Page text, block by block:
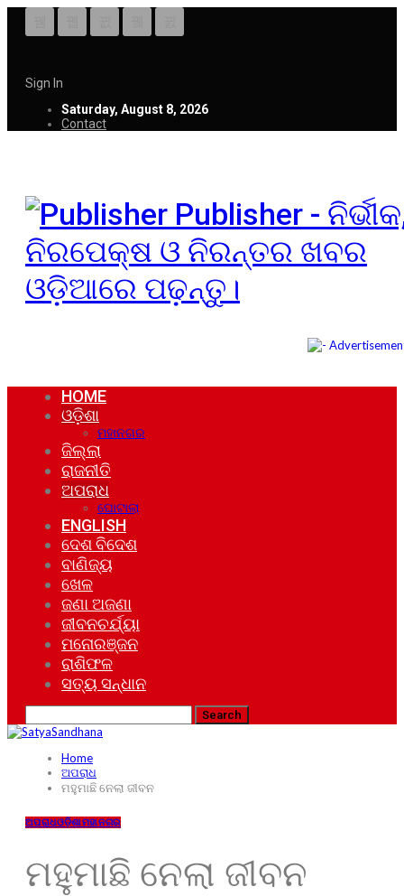
Sign In
Saturday, August 8, 2026
Contact
Publisher -
ନିରପେକ୍ଷ ଓ ନିରନ୍ତର ଖବର
ଓଡ଼ିଆରେ ପଢ଼ନ୍ତୁ।
HOME
ଓଡ଼ିଶା
ମହାନଗର
ଜିଲ୍ଲା
ରାଜନୀତି
ଅପରାଧ
ଘୋଟାଲା
ENGLISH
ଦେଶ ବିଦେଶ
ବାଣିଜ୍ୟ
ଖେଳ
ଜଣା ଅଜଣା
ଜୀବନଚର୍ଯ୍ୟା
ମନୋରଞ୍ଜନ
ରାଶିଫଳ
ସତ୍ୟ ସନ୍ଧାନ
Home
ଅପରାଧ
ମହୁମାଛି ନେଲା ଜୀବନ
ଅପରାଧଓଡ଼ିଶାମହାନଗର
ମହୁମାଛି ନେଲା ଜୀବନ